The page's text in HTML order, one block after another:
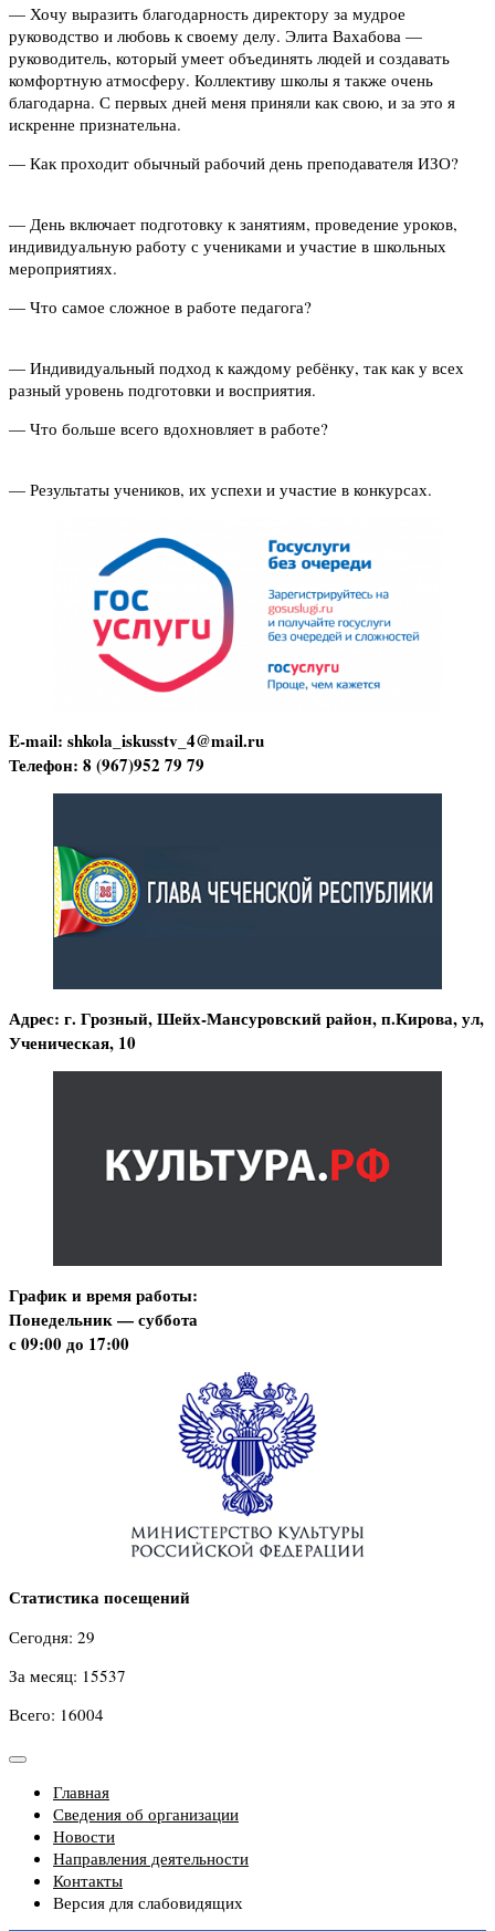
— Хочу выразить благодарность директору за мудрое
руководство и любовь к своему делу. Элита Вахабова —
руководитель, который умеет объединять людей и создавать
комфортную атмосферу. Коллективу школы я также очень
благодарна. С первых дней меня приняли как свою, и за это я
искренне признательна.
— Как проходит обычный рабочий день преподавателя ИЗО?
— День включает подготовку к занятиям, проведение уроков,
индивидуальную работу с учениками и участие в школьных
мероприятиях.
— Что самое сложное в работе педагога?
— Индивидуальный подход к каждому ребёнку, так как у всех
разный уровень подготовки и восприятия.
— Что больше всего вдохновляет в работе?
— Результаты учеников, их успехи и участие в конкурсах.
E-mail: shkola_iskusstv_4@mail.ru
Телефон: 8 (967)952 79 79
Адрес: г. Грозный, Шейх-Мансуровский район, п.Кирова, ул,
Ученическая, 10
График и время работы:
Понедельник — суббота
с 09:00 до 17:00
Статистика посещений
Сегодня: 29
За месяц: 15537
Всего: 16004
Главная
Сведения об организации
Новости
Направления деятельности
Контакты
Версия для слабовидящих